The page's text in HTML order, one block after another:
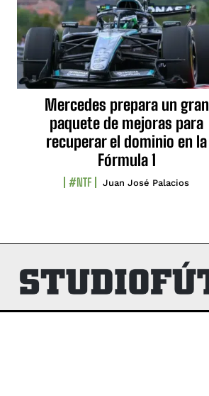
Mercedes prepara un gran
paquete de mejoras para
recuperar el dominio en la
Fórmula 1
#NTF Juan José Palacios